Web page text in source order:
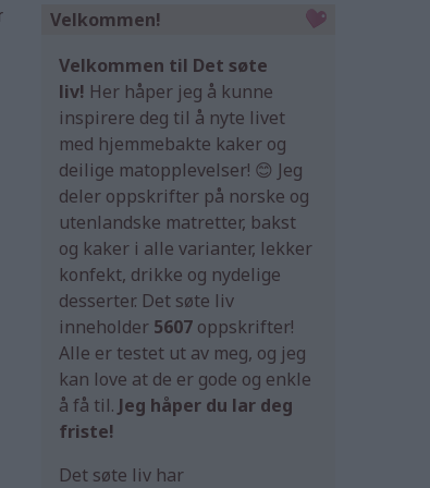
Velkommen!
Velkommen til Det søte
liv! Her håper jeg å kunne
inspirere deg til å nyte livet
med hjemmebakte kaker og
deilige matopplevelser! 😊 Jeg
deler oppskrifter på norske og
utenlandske matretter, bakst
og kaker i alle varianter, lekker
konfekt, drikke og nydelige
desserter. Det søte liv
inneholder 5607 oppskrifter!
Alle er testet ut av meg, og jeg
kan love at de er gode og enkle
å få til. Jeg håper du lar deg
friste!
Det søte liv har